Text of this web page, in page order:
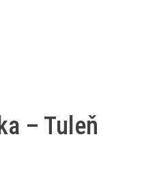
– Tuleň